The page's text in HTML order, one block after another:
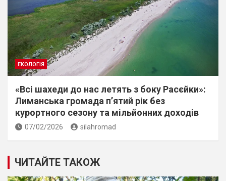
ЕКОЛОГІЯ
«Всі шахеди до нас летять з боку Расєйки»:
Лиманська громада п’ятий рік без
курортного сезону та мільйонних доходів
07/02/2026 silahromad
ЧИТАЙТЕ ТАКОЖ